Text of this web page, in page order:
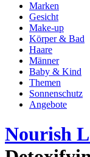
Marken
Gesicht
Make-up
Körper & Bad
Haare
Männer
Baby & Kind
Themen
Sonnenschutz
Angebote
Nourish